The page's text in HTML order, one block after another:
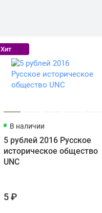
Хит
В наличии
5 рублей 2016 Русское
историческое общество
UNC
5 ₽